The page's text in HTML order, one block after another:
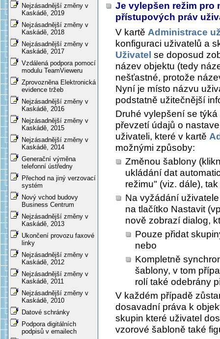
Nejzásadnější změny v
Kaskádě, 2019
Nejzásadnější změny v
Kaskádě, 2018
Nejzásadnější změny v
Kaskádě, 2017
Vzdálená podpora pomocí
modulu TeamVieweru
Zprovozněna Elektronická
evidence tržeb
Nejzásadnější změny v
Kaskádě, 2016
Nejzásadnější změny v
Kaskádě, 2015
Nejzásadnější změny v
Kaskádě, 2014
Generační výměna
telefonní ústředny
Přechod na jiný verzovací
systém
Nový vchod budovy
Business Centrum
Nejzásadnější změny v
Kaskádě, 2013
Ukončení provozu faxové
linky
Nejzásadnější změny v
Kaskádě, 2012
Nejzásadnější změny v
Kaskádě, 2011
Nejzásadnější změny v
Kaskádě, 2010
Datové schránky
Podpora digitálních
podpisů v emailech
Je vylepšen režim pro
přístupových práv
V kartě Administrace
konfiguraci uživatelů a
Uživatel se doposud
název objektu (tedy
nešťastné, protože
Nyní je místo názvu
podstatně užitečnější
Druhé vylepšení se
převzetí údajů o
uživateli, které v kartě
možnými způsoby:
Změnou šablony
ukládání dat
režimu" (viz. dále),
Na vyžádání
na tlačítko Nastavit
nově zobrazí dialog,
Pouze přidat
nebo
Kompletně
šablony, v tom
rolí také odebrány
V každém případě
dosavadní práva k
skupin které uživatel
vzorové šabloně také